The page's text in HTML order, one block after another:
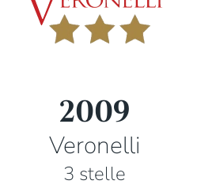
2009
Veronelli
3 stelle